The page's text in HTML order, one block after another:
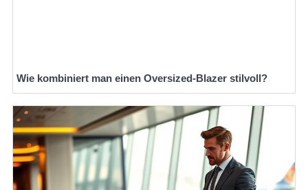
Wie kombiniert man einen Oversized-Blazer stilvoll?